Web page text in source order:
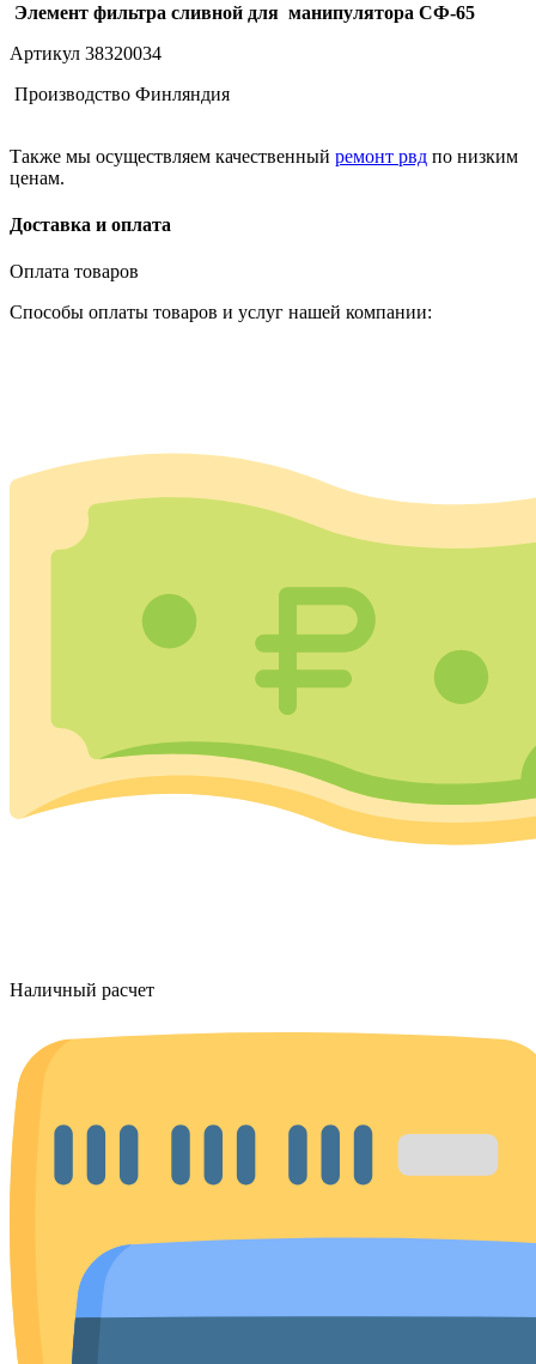
Элемент фильтра сливной для манипулятора СФ-65
Артикул 38320034
Производство Финляндия
Также мы осуществляем качественный ремонт рвд по низким
ценам.
Доставка и оплата
Оплата товаров
Способы оплаты товаров и услуг нашей компании:
Наличный расчет